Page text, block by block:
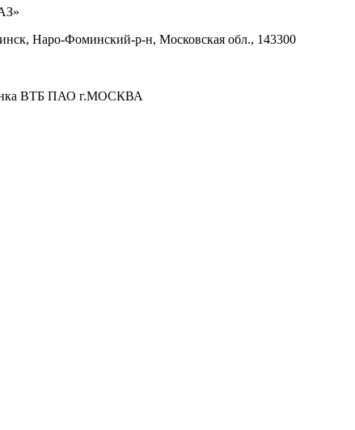
Наро-Фоминский-р-н, Московская обл., 143300
ВТБ ПАО г.МОСКВА